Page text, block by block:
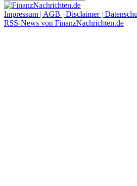
Impressum | AGB | Disclaimer |
RSS-News von FinanzNachrichten.de